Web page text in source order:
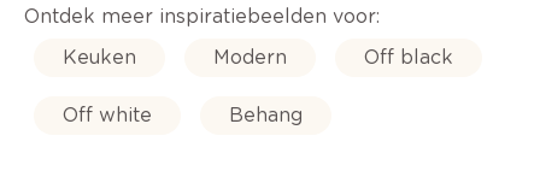
Ontdek meer inspiratiebeelden voor:
Keuken
Modern Off black
Off white Behang